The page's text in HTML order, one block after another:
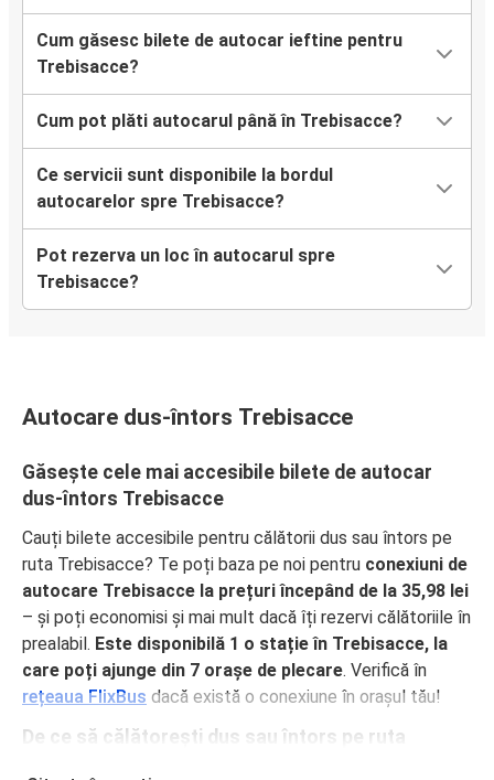
Cum găsesc bilete de autocar ieftine pentru
Trebisacce?
Cum pot plăti autocarul până în Trebisacce?
Ce servicii sunt disponibile la bordul
autocarelor spre Trebisacce?
Pot rezerva un loc în autocarul spre
Trebisacce?
Autocare dus-întors Trebisacce
Găsește cele mai accesibile bilete de autocar
dus-întors Trebisacce
Cauți bilete accesibile pentru călătorii dus sau întors pe
ruta Trebisacce? Te poți baza pe noi pentru conexiuni de
autocare Trebisacce la prețuri începând de la 35,98 lei
– și poți economisi și mai mult dacă îți rezervi călătoriile în
prealabil. Este disponibilă 1 o stație în Trebisacce, la
care poți ajunge din 7 orașe de plecare. Verifică în
rețeaua FlixBus dacă există o conexiune în orașul tău!
De ce să călătorești dus sau întors pe ruta